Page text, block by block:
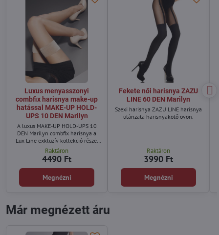
Luxus menyasszonyi
combfix harisnya make-up
hatással MAKE-UP HOLD-
UPS 10 DEN Marilyn
A luxus MAKE-UP HOLD-UPS 10
DEN Marilyn combfix harisnya a
Lux Line exkluzív kollekció része,
amely tökéletes választás azoknak
a nőknek, akik elegáns
menyasszonyi harisnyát vagy finom
combfix harisnyát keresnek
különleges alkalmakra.
Raktáron
4490 Ft
Megnézni
Fekete női harisnya ZAZU
LINE 60 DEN Marilyn
Szexi harisnya ZAZU LINE harisnya
utánzata harisnyakötő övön.
Raktáron
3990 Ft
Megnézni
Már megnézett áru